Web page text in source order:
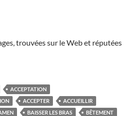
trouvées sur le Web et réputées
ACCEPTATION
ACCEPTER
ACCUEILLIR
BAISSER LES BRAS
BÊTEMENT